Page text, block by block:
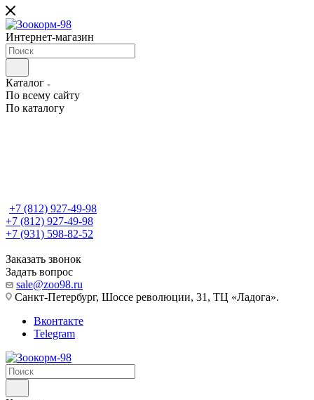
Интернет-магазин
Каталог
По всему сайту
По каталогу
+7 (812) 927-49-98
+7 (812) 927-49-98
+7 (931) 598-82-52
Заказать звонок
Задать вопрос
sale@zoo98.ru
Санкт-Петербург, Шоссе революции, 31, ТЦ «Ладога».
Вконтакте
Telegram